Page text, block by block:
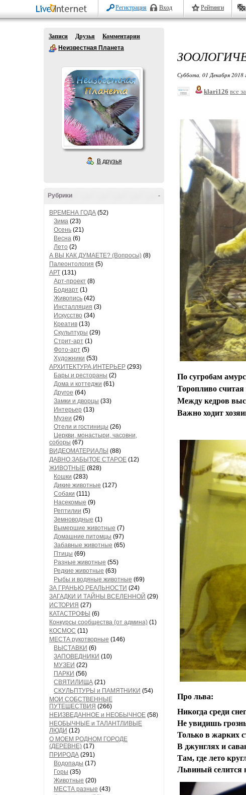
Регистрация Вход Рейтинги
Записи Друзья
Комментарии
Неизвестная Планета
В друзья
-
Рубрики
ВРЕМЕНА ГОДА (52)
Зима (23)
Осень (21)
Весна (6)
Лето (2)
А ВЫ КАК ДУМАЕТЕ? (Вопросы) (8)
Палеонтология (5)
АРТ (131)
Арт-проект (8)
Бодиарт (1)
Живопись (42)
Инсталляция (3)
Искусство (34)
Креатив (13)
Скульптуры (29)
Стрит-арт (1)
Фото-арт (5)
Художники (53)
АРХИТЕКТУРА,ИНТЕРЬЕР (293)
Бары и рестораны (2)
Дома и коттеджи (61)
Другое (64)
Замки и дворцы (33)
Интерьер (13)
Музеи (26)
Отели и гостиницы (26)
Церкви, монастыри, часовни,
соборы (67)
ВИДЕОМАТЕРИАЛЫ (88)
ДАВНО ЗАБЫТОЕ СТАРОЕ (12)
ЖИВОТНЫЕ (828)
Кошки (283)
Дикие животные (127)
Собаки (111)
Насекомые (9)
Рептилии (5)
Земноводные (1)
Вымершие животные (7)
Домашние питомцы (97)
Забавные животные (65)
Птицы (69)
Разные животные (55)
Редкие животные (63)
Рыбы и водяные животные (69)
ЗА ГРАНЬЮ РЕАЛЬНОСТИ (24)
ЗАГАДКИ И ТАЙНЫ ВСЕЛЕННОЙ (29)
ИСТОРИЯ (27)
КАТАСТРОФЫ (6)
Конкурсы сообщества (от админа) (1)
КОСМОС (11)
МЕСТА рукотворные (146)
ВЫСТАВКИ (6)
ЗАПОВЕДНИКИ (10)
МУЗЕИ (22)
ПАРКИ (56)
СВЯТИЛИЩА (21)
СКУЛЬПТУРЫ и ПАМЯТНИКИ (54)
МОИ СОБСТВЕННЫЕ
ПУТЕШЕСТВИЯ (266)
НЕИЗВЕДАННОЕ и НЕОБЫЧНОЕ (58)
НЕОБЫЧНЫЕ и ТАЛАНТЛИВЫЕ
ЛЮДИ (12)
О МОЕМ РОДНОМ ГОРОДЕ
(ДЕРЕВНЕ) (17)
ПРИРОДА (291)
Водопады (17)
Горы (35)
Животные (20)
МЕСТА разные (43)
Суббота, 01 Декабря 2018
klari126 все
По сугробам
Торопливо
Между кедров
Важно ходит
Про льва:
Никогда среди
Не увидишь
Только в жарких
В джунглях и
Там, где лето
Львиный селится